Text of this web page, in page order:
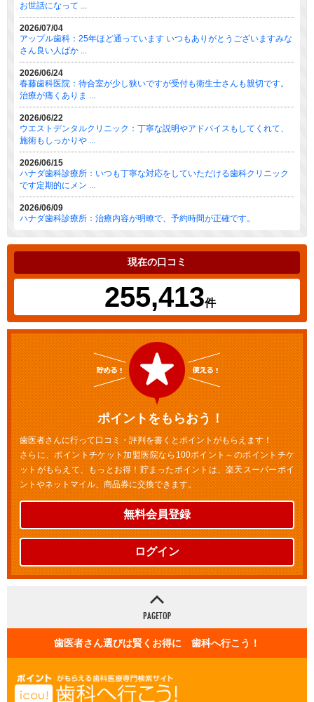
お世話になって ...
2026/07/04
アップル歯科：25年ほど通っています いつもありがとうございますみな
さん良い人ばか ...
2026/06/24
春藤歯科医院：待合室が少し狭いですが受付も衛生士さんも親切です。
治療が痛くありま ...
2026/06/22
ウエストデンタルクリニック：丁寧な説明やアドバイスもしてくれて、
施術もしっかりや ...
2026/06/15
ハナダ歯科診療所：いつも丁寧な対応をしていただける歯科クリニック
です定期的にメン ...
2026/06/09
ハナダ歯科診療所：治療内容が明瞭で、予約時間が正確です。
現在の口コミ
255,413件
ポイントをもらおう！
歯医者さんに行って口コミ・評判を書くとポイントがもらえます！
さらに、ポイントチケット加盟医院なら100ポイント～のポイントチケ
ットがもらえて、もっとお得！貯まったポイントは、楽天スーパーポイ
ントやネットマイル、商品券に交換できます。
無料会員登録
ログイン
歯医者さん選びは賢くお得に 歯科へ行こう！